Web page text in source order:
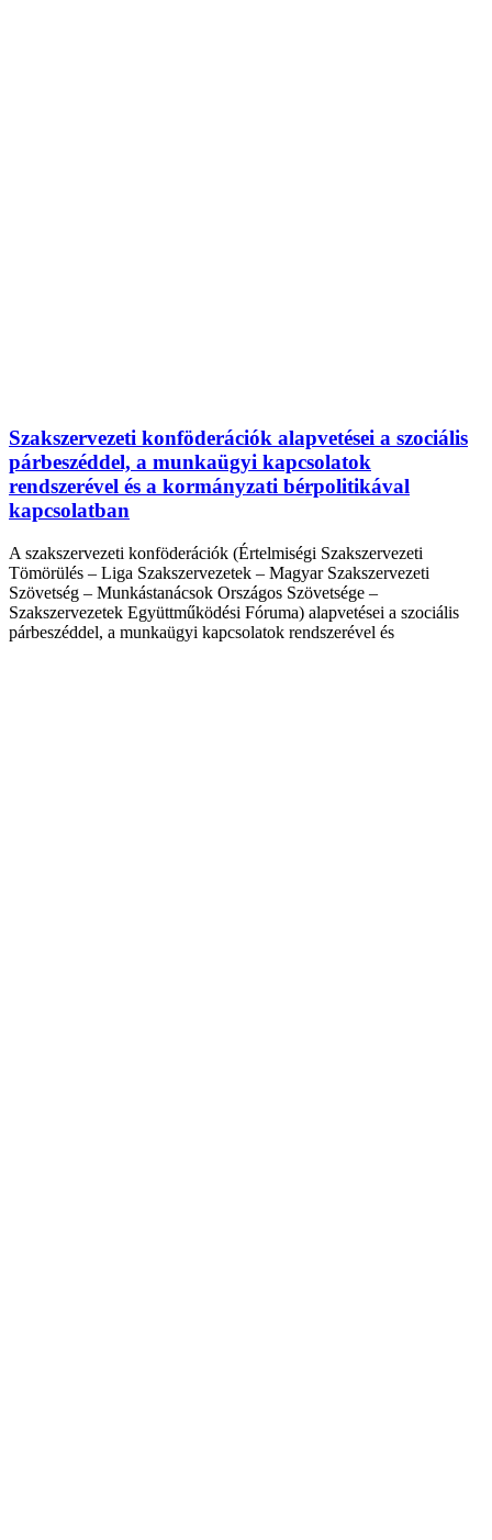
Szakszervezeti konföderációk alapvetései a szociális
párbeszéddel, a munkaügyi kapcsolatok
rendszerével és a kormányzati bérpolitikával
kapcsolatban
A szakszervezeti konföderációk (Értelmiségi Szakszervezeti
Tömörülés – Liga Szakszervezetek – Magyar Szakszervezeti
Szövetség – Munkástanácsok Országos Szövetsége –
Szakszervezetek Együttműködési Fóruma) alapvetései a szociális
párbeszéddel, a munkaügyi kapcsolatok rendszerével és